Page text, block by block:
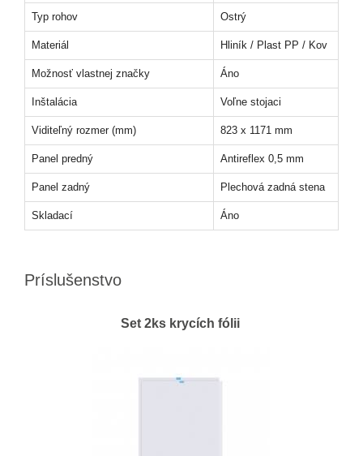
Typ rohov Ostrý
Materiál Hliník / Plast PP / Kov
Možnosť vlastnej značky Áno
Inštalácia Voľne stojaci
Viditeľný rozmer (mm) 823 x 1171 mm
Panel predný Antireflex 0,5 mm
Panel zadný Plechová zadná stena
Skladací Áno
Príslušenstvo
Set 2ks krycích fólii